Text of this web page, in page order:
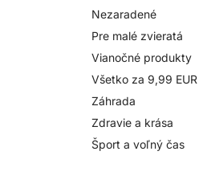
Nezaradené
Pre malé zvieratá
Vianočné produkty
Všetko za 9,99 EUR
Záhrada
Zdravie a krása
Šport a voľný čas